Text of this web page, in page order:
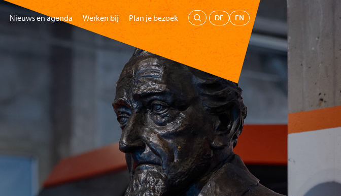
Nieuws en agenda Werken bij Plan je bezoek DE EN
BezoekenGroepenKidsEducatie Koop tickets
Menu